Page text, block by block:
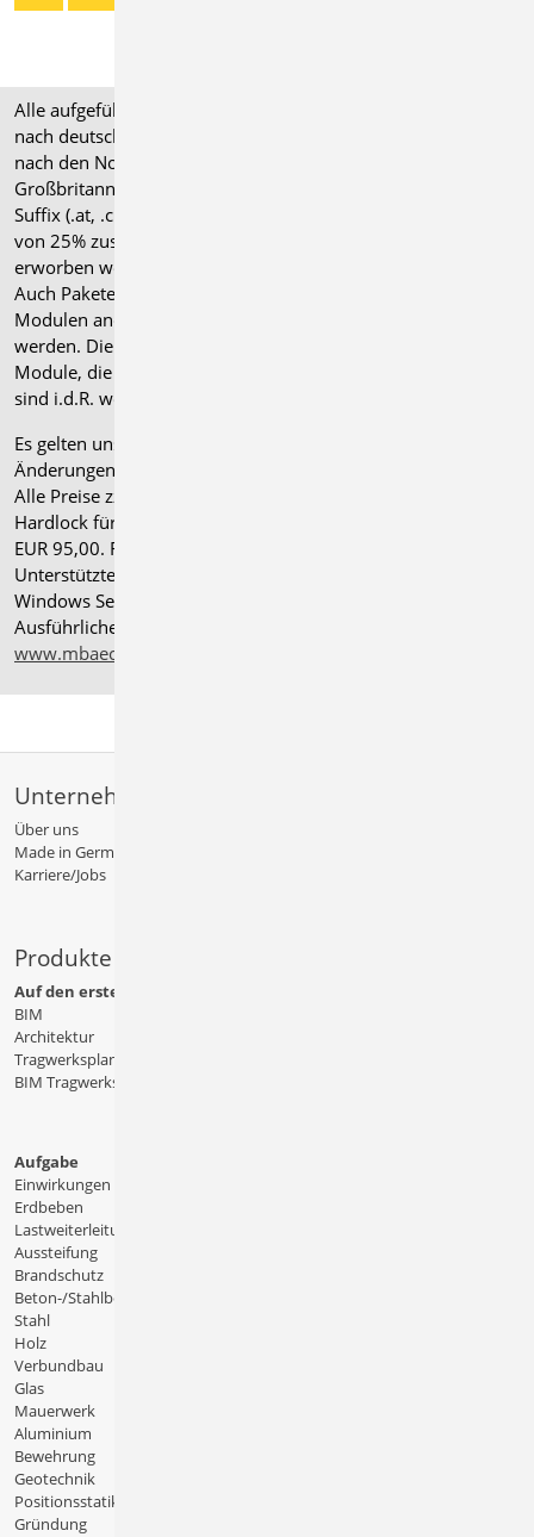
Alle aufgeführten Preise verstehen sich für Module/Pakete
nach deutschen Normgrundlagen (".de"). Module, die auch
nach den Normen für Österreich, Schweiz, Italien und
Großbritannien verfügbar sind, tragen ein entsprechendes
Suffix (.at, .ch, .it bzw. .uk) und können gegen einen Aufpreis
von 25% zusammen mit dem jeweiligen ".de"-Modul
erworben werden.
Auch Pakete können gegen einen Aufpreis von 25% mit
Modulen anderer Normen (.at, .ch, .it bzw. .uk) erweitert
werden. Die Paketerweiterung umfasst alle entsprechenden
Module, die zum Zeitpunkt des Kaufs verfügbar sind. Das
sind i.d.R. weniger Module als nach deutscher Norm.
Es gelten unsere
Änderungen und Irrtümer vorbehalten.
Alle Preise zzgl. Versandkosten und gesetzlicher MwSt.
Hardlock für Einzelplatzlizenz, je Arbeitsplatz erforderlich
EUR 95,00. Folgelizenz-/Netzwerkbedingungen auf Anfrage.
Unterstützte Betriebssysteme: Windows
Windows Server 2025 mit Windows Terminal Server.
Ausführliche Informationen auf
www.mbaec.de/service/systemvoraussetzungen
Unternehmen
Über uns
Made in Germany
Karriere/Jobs
Produkte
Auf den ersten Blick
BIM
Architektur
Tragwerksplanung
BIM Tragwerksplanung
Aufgabe
Einwirkungen
Erdbeben
Lastweiterleitung
Aussteifung
Brandschutz
Beton-/Stahlbeton
Stahl
Holz
Verbundbau
Glas
Mauerwerk
Aluminium
Bewehrung
Geotechnik
Positionsstatik
Gründung